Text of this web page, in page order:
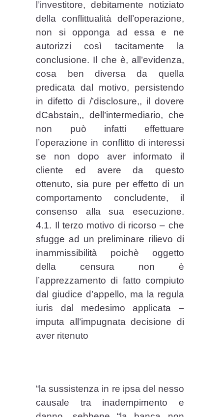
l’investitore, debitamente notiziato
della conflittualità dell’operazione,
non si opponga ad essa e ne
autorizzi così tacitamente la
conclusione. Il che è, all’evidenza,
cosa ben diversa da quella
predicata dal motivo, persistendo
in difetto di /’disclosure,, il dovere
dCabstain,, dell’intermediario, che
non può infatti effettuare
l’operazione in conflitto di interessi
se non dopo aver informato il
cliente ed avere da questo
ottenuto, sia pure per effetto di un
comportamento concludente, il
consenso alla sua esecuzione.
4.1. Il terzo motivo di ricorso – che
sfugge ad un preliminare rilievo di
inammissibilità poichè oggetto
della censura non è
l’apprezzamento di fatto compiuto
dal giudice d’appello, ma la regula
iuris dal medesimo applicata –
imputa all’impugnata decisione di
aver ritenuto
“la sussistenza in re ipsa del nesso
causale tra inadempimento e